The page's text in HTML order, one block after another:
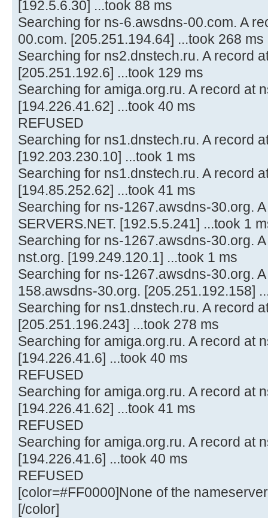
[192.5.6.30] ...took 88 ms
Searching for ns-6.awsdns-00.com. A
00.com. [205.251.194.64] ...took 268 ms
Searching for ns2.dnstech.ru. A record
[205.251.192.6] ...took 129 ms
Searching for amiga.org.ru. A record at
[194.226.41.62] ...took 40 ms
REFUSED
Searching for ns1.dnstech.ru. A record
[192.203.230.10] ...took 1 ms
Searching for ns1.dnstech.ru. A record
[194.85.252.62] ...took 41 ms
Searching for ns-1267.awsdns-30.org.
SERVERS.NET. [192.5.5.241] ...took 1
Searching for ns-1267.awsdns-30.org.
nst.org. [199.249.120.1] ...took 1 ms
Searching for ns-1267.awsdns-30.org.
158.awsdns-30.org. [205.251.192.158]
Searching for ns1.dnstech.ru. A record
[205.251.196.243] ...took 278 ms
Searching for amiga.org.ru. A record at
[194.226.41.6] ...took 40 ms
REFUSED
Searching for amiga.org.ru. A record at
[194.226.41.62] ...took 41 ms
REFUSED
Searching for amiga.org.ru. A record at
[194.226.41.6] ...took 40 ms
REFUSED
[color=#FF0000]None of the
[/color]